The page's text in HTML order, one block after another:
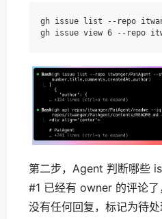
gh issue list --repo
第二步，Agent 判断哪些
#1 已经有 owner 的评论
没有任何回复，标记为待处